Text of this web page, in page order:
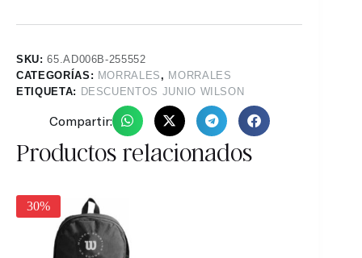
SKU:65.AD006B-255552
CATEGORÍAS: MORRALES , MORRALES
ETIQUETA: DESCUENTOS JUNIO WILSON
Compartir:
Productos relacionados
30%